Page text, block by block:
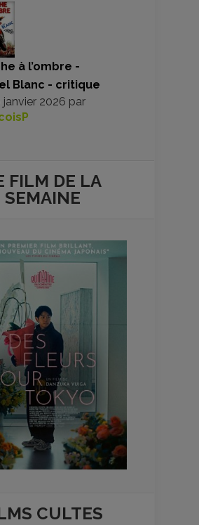
à l’ombre -
Blanc - critique
janvier 2026 par
FILM DE LA
SEMAINE
CULTES